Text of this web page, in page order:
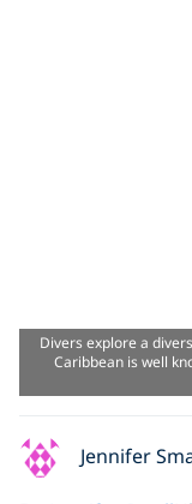
Divers explore a
Caribbean is well
Jennifer